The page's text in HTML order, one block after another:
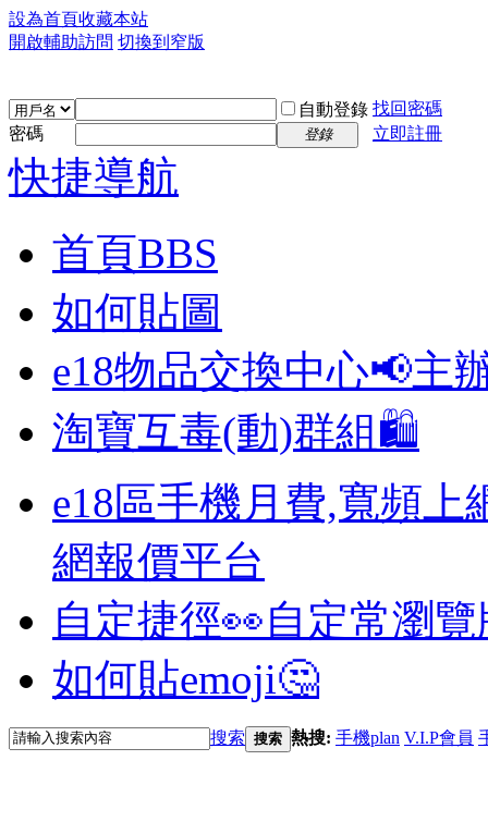
設為首頁收藏本站
開啟輔助訪問 切換到窄版
自動登錄 找回密碼
密碼
登錄 立即註冊
快捷導航
首頁BBS
如何貼圖
e18物品交換中心📢主
淘寶互毒(動)群組🛍️
e18區手機月費,寬頻上
網報價平台
自定捷徑👀自定常瀏
如何貼emoji🤔
搜索 搜索 熱搜: 手機plan V.I.P會員